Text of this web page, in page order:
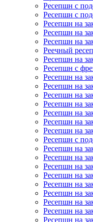
Ресепшн с
Ресепшн с
Ресепшн на
Ресепшн на
Ресепшн на
Реечный
Ресепшн на
Ресепшн с
Ресепшн на
Ресепшн на
Ресепшн на
Ресепшн на
Ресепшн на
Ресепшн на
Ресепшн на
Ресепшн с
Ресепшн на
Ресепшн на
Ресепшн на
Ресепшн на
Ресепшн на
Ресепшн на
Ресепшн на
Ресепшн на
Ресепшн на